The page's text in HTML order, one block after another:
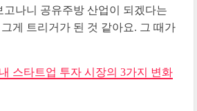
고나니 공유주방 산업이 되겠다는
게 트리거가 된 것 같아요. 그 때가
스타트업 투자 시장의 3가지 변화